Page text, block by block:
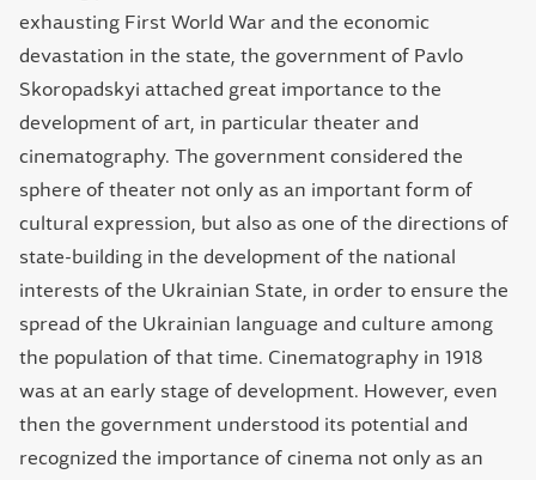
exhausting First World War and the economic
devastation in the state, the government of Pavlo
Skoropadskyi attached great importance to the
development of art, in particular theater and
cinematography. The government considered the
sphere of theater not only as an important form of
cultural expression, but also as one of the directions of
state-building in the development of the national
interests of the Ukrainian State, in order to ensure the
spread of the Ukrainian language and culture among
the population of that time. Cinematography in 1918
was at an early stage of development. However, even
then the government understood its potential and
recognized the importance of cinema not only as an